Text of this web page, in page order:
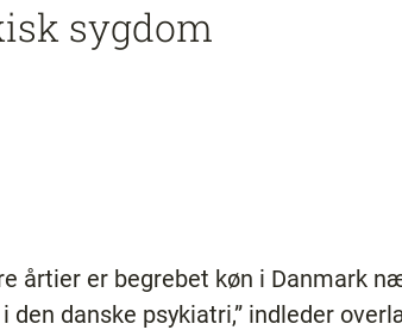
sygdom
årtier er begrebet køn i Danmark
den danske psykiatri,” indleder